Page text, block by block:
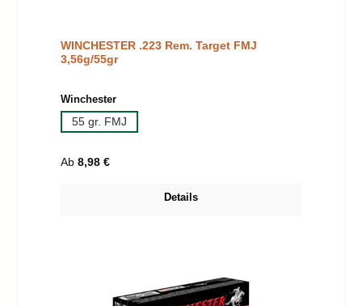
WINCHESTER .223 Rem. Target FMJ
3,56g/55gr
Winchesterauswählen
55 gr. FMJ
Regulärer Preis:
Ab 8,98 €
Details